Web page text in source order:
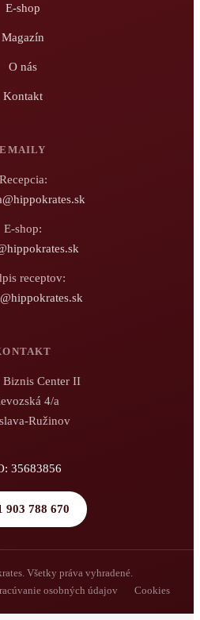
E-shop
Magazín
O nás
Kontakt
EMAILY
Recepcia:
E-shop:
receptov:
Center II
4/a
Ružinov
35683856
903 788 670
Všetky práva vyhradené.
osobných údajov Cookies